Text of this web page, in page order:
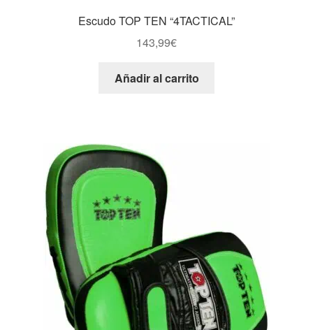
Escudo TOP TEN “4TACTICAL”
143,99€
Añadir al carrito